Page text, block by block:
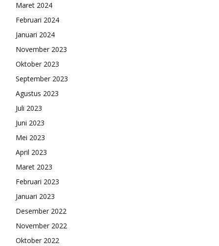
Maret 2024
Februari 2024
Januari 2024
November 2023
Oktober 2023
September 2023
Agustus 2023
Juli 2023
Juni 2023
Mei 2023
April 2023
Maret 2023
Februari 2023
Januari 2023
Desember 2022
November 2022
Oktober 2022